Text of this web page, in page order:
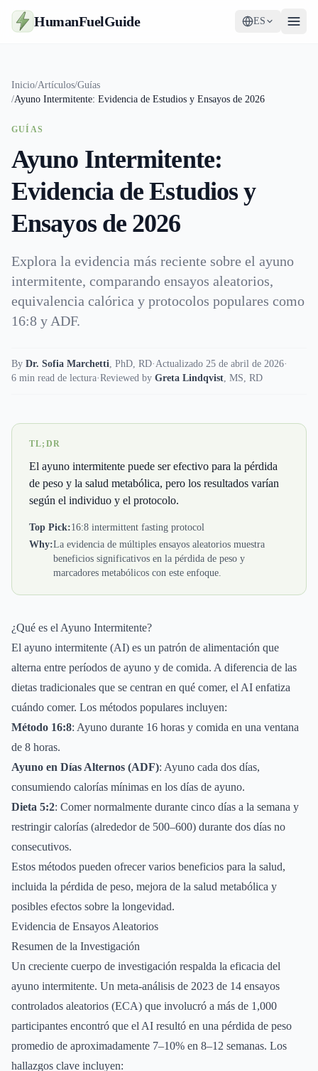
HumanFuelGuide ES
Herramientas
Suplementos
Estrategia
Inicio/Artículos/Guías
/Ayuno Intermitente: Evidencia de Estudios y Ensayos de 2026
GUÍAS
Ayuno Intermitente:
Evidencia de Estudios y
Ensayos de 2026
Explora la evidencia más reciente sobre el ayuno
intermitente, comparando ensayos aleatorios,
equivalencia calórica y protocolos populares como
16:8 y ADF.
By Dr. Sofia Marchetti, PhD, RD·Actualizado 25 de abril de 2026·
6 min read de lectura·Reviewed by Greta Lindqvist, MS, RD
TL;DR
El ayuno intermitente puede ser efectivo para la pérdida
de peso y la salud metabólica, pero los resultados varían
según el individuo y el protocolo.
Top Pick:16:8 intermittent fasting protocol
Why:La evidencia de múltiples ensayos aleatorios muestra
beneficios significativos en la pérdida de peso y
marcadores metabólicos con este enfoque.
¿Qué es el Ayuno Intermitente?
El ayuno intermitente (AI) es un patrón de alimentación que
alterna entre períodos de ayuno y de comida. A diferencia de las
dietas tradicionales que se centran en qué comer, el AI enfatiza
cuándo comer. Los métodos populares incluyen:
Método 16:8: Ayuno durante 16 horas y comida en una ventana
de 8 horas.
Ayuno en Días Alternos (ADF): Ayuno cada dos días,
consumiendo calorías mínimas en los días de ayuno.
Dieta 5:2: Comer normalmente durante cinco días a la semana y
restringir calorías (alrededor de 500–600) durante dos días no
consecutivos.
Estos métodos pueden ofrecer varios beneficios para la salud,
incluida la pérdida de peso, mejora de la salud metabólica y
posibles efectos sobre la longevidad.
Evidencia de Ensayos Aleatorios
Resumen de la Investigación
Un creciente cuerpo de investigación respalda la eficacia del
ayuno intermitente. Un meta-análisis de 2023 de 14 ensayos
controlados aleatorios (ECA) que involucró a más de 1,000
participantes encontró que el AI resultó en una pérdida de peso
promedio de aproximadamente 7–10% en 8–12 semanas. Los
hallazgos clave incluyen: